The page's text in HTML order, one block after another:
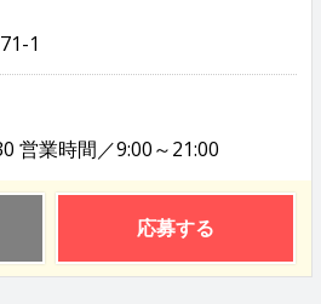
1
営業時間／9:00～21:00
応募する